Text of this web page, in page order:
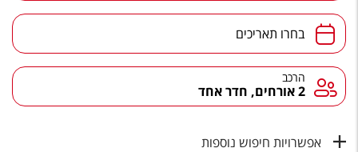
הרגע האחרון
חבילות בריאות וספא
טיסות לחו"ל
מלונות בחו"ל
תאריכים בחרו תאריכים
הרכב הרכב
2 אורחים, חדר אחד
אפשרויות חיפוש נוספות